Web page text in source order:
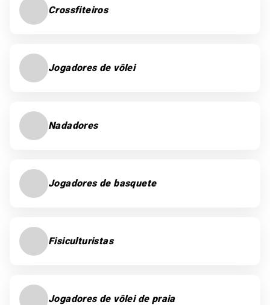
Crossfiteiros
Jogadores de vôlei
Nadadores
Jogadores de basquete
Fisiculturistas
Jogadores de vôlei de praia